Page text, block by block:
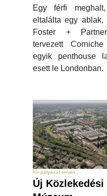
Egy férfi
eltalálta egy ablak,
Foster +
tervezett
egyik penthouse
esett le Londonban.
hír pályázat tervek
Új Közlekedési